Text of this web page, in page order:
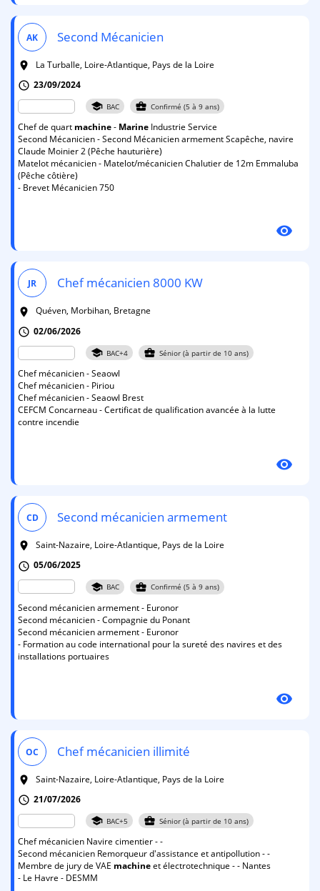
AK Second Mécanicien
room
La Turballe, Loire-Atlantique, Pays de la Loire
schedule 23/09/2024
school BAC business_center Confirmé (5 à 9 ans)
Chef de quart machine- Marine Industrie Service
Second Mécanicien - Second Mécanicien armement Scapêche, navire
Claude Moinier 2 (Pêche hauturière)
Matelot mécanicien - Matelot/mécanicien Chalutier de 12m Emmaluba
(Pêche côtière)
- Brevet Mécanicien 750
visibility
JR Chef mécanicien 8000 KW
room
Quéven, Morbihan, Bretagne
schedule 02/06/2026
school BAC+4 business_center Sénior (à partir de 10 ans)
Chef mécanicien - Seaowl
Chef mécanicien - Piriou
Chef mécanicien - Seaowl Brest
CEFCM Concarneau - Certificat de qualification avancée à la lutte
contre incendie
visibility
CD Second mécanicien armement
room
Saint-Nazaire, Loire-Atlantique, Pays de la Loire
schedule 05/06/2025
school BAC business_center Confirmé (5 à 9 ans)
Second mécanicien armement - Euronor
Second mécanicien - Compagnie du Ponant
Second mécanicien armement - Euronor
- Formation au code international pour la sureté des navires et des
installations portuaires
visibility
OC Chef mécanicien illimité
room
Saint-Nazaire, Loire-Atlantique, Pays de la Loire
schedule 21/07/2026
school BAC+5 business_center Sénior (à partir de 10 ans)
Chef mécanicien Navire cimentier - -
Second mécanicien Remorqueur d'assistance et antipollution - -
Membre de jury de VAE machineet électrotechnique - - Nantes
- Le Havre - DESMM